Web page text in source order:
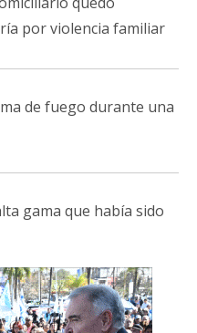
por violencia familiar
de fuego durante una
gama que había sido